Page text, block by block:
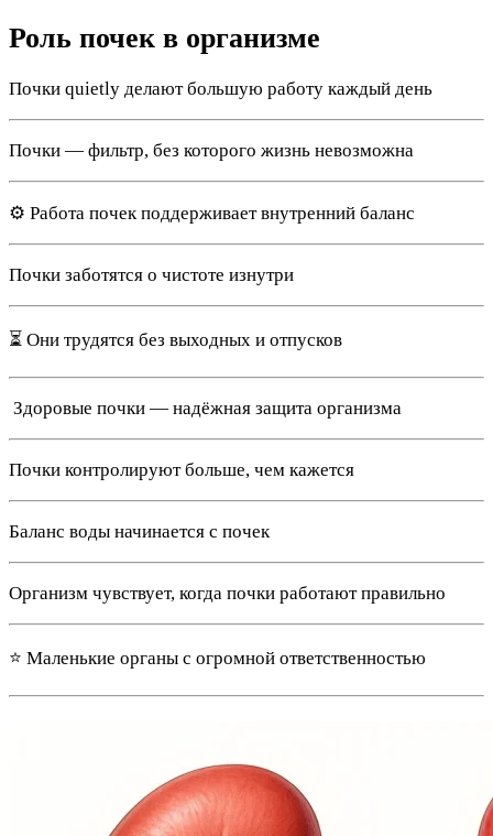
Роль почек в организме
Почки quietly делают большую работу каждый день
Почки — фильтр, без которого жизнь невозможна
⚙️ Работа почек поддерживает внутренний баланс
Почки заботятся о чистоте изнутри
⏳ Они трудятся без выходных и отпусков
️ Здоровые почки — надёжная защита организма
Почки контролируют больше, чем кажется
Баланс воды начинается с почек
Организм чувствует, когда почки работают правильно
⭐ Маленькие органы с огромной ответственностью